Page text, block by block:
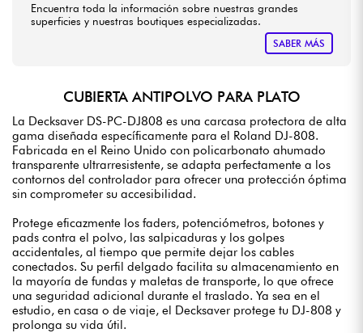
Encuentra toda la información sobre nuestras grandes
superficies y nuestras boutiques especializadas.
SABER MÁS
CUBIERTA ANTIPOLVO PARA PLATO
La Decksaver DS-PC-DJ808 es una carcasa protectora de alta
gama diseñada específicamente para el Roland DJ-808.
Fabricada en el Reino Unido con policarbonato ahumado
transparente ultrarresistente, se adapta perfectamente a los
contornos del controlador para ofrecer una protección óptima
sin comprometer su accesibilidad.
Protege eficazmente los faders, potenciómetros, botones y
pads contra el polvo, las salpicaduras y los golpes
accidentales, al tiempo que permite dejar los cables
conectados. Su perfil delgado facilita su almacenamiento en
la mayoría de fundas y maletas de transporte, lo que ofrece
una seguridad adicional durante el traslado. Ya sea en el
estudio, en casa o de viaje, el Decksaver protege tu DJ-808 y
prolonga su vida útil.